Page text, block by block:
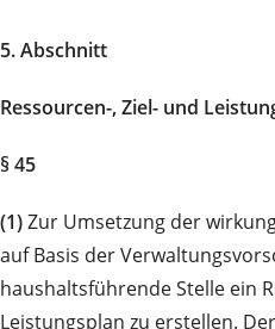
5. Abschnitt
Ressourcen-, Ziel- und
§ 45
(1)Zur Umsetzung der
auf Basis der
haushaltsführende Stelle ein
Leistungsplan zu erstellen.